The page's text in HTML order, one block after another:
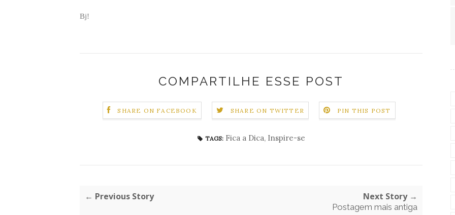
Bj!
COMPARTILHE ESSE POST
SHARE ON FACEBOOK SHARE ON TWITTER PIN THIS POST
TAGS: Fica a Dica, Inspire-se
← Previous Story Next Story →
Postagem mais antiga